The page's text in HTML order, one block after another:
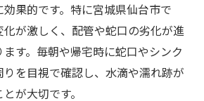
る水道水の味・臭気チェック方
を意識した水質管理のポイント
する水漏れ対策のポイント
果的です。特に宮城県仙台市で
が激しく、配管や蛇口の劣化が進
す。毎朝や帰宅時に蛇口やシンク
を目視で確認し、水滴や濡れ跡が
が大切です。